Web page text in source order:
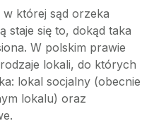
której sąd orzeka
staje się to, dokąd taka
W polskim prawie
lokali, do których
lokal socjalny (obecnie
lokalu) oraz